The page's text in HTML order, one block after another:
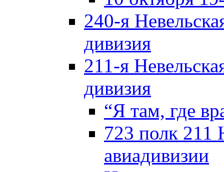
240-я
дивизия
211-я
дивизия
“Я там, где
723 полк 211
авиадивизии